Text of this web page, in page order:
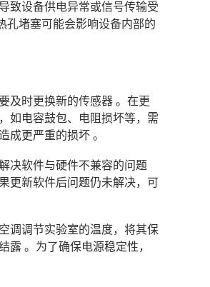
致设备供电异常或信号传输受
孔堵塞可能会影响设备内部的
及时更换新的传感器 。在更
如电容鼓包、电阻损坏等，需
成更严重的损坏 。
决软件与硬件不兼容的问题
更新软件后问题仍未解决，可
调调节实验室的温度，将其保
。为了确保电源稳定性，